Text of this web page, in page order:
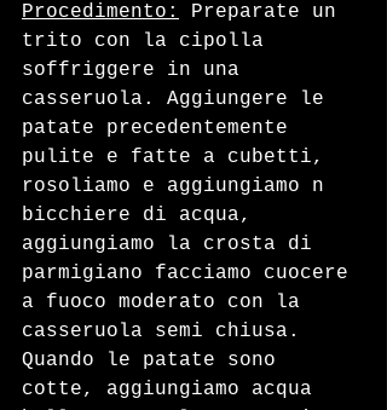
Procedimento:
Preparate un
trito con la cipolla
soffriggere in una
casseruola. Aggiungere le
patate precedentemente
pulite e fatte a cubetti,
rosoliamo e aggiungiamo n
bicchiere di acqua,
aggiungiamo la crosta di
parmigiano facciamo cuocere
a fuoco moderato con la
casseruola semi chiusa.
Quando le patate sono
cotte, aggiungiamo acqua